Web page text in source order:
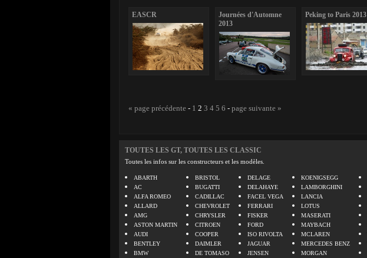
EASCR
Journées d'Automne
2013
Peking to Paris 2013
« page précédente - 1 2 3 4 5 6 - page suivante »
TOUTES LES GT, TOUTES LES CLASSIC
Toutes les infos sur les constructeurs et les modèles.
ABARTH
AC
ALFA ROMEO
ALLARD
AMG
ASTON MARTIN
AUDI
BENTLEY
BMW
BRISTOL
BUGATTI
CADILLAC
CHEVROLET
CHRYSLER
CITROEN
COOPER
DAIMLER
DE TOMASO
DELAGE
DELAHAYE
FACEL VEGA
FERRARI
FISKER
FORD
ISO RIVOLTA
JAGUAR
JENSEN
KOENIGSEGG
LAMBORGHINI
LANCIA
LOTUS
MASERATI
MAYBACH
MCLAREN
MERCEDES BENZ
MORGAN